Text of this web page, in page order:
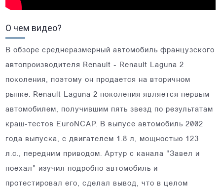
О чем видео?
В обзоре среднеразмерный автомобиль французского
автопроизводителя Renault - Renault Laguna 2
поколения, поэтому он продается на вторичном
рынке. Renault Laguna 2 поколения является первым
автомобилем, получившим пять звезд по результатам
краш-тестов EuroNCAP. В выпусе автомобиль 2002
года выпуска, с двигателем 1.8 л, мощностью 123
л.с., передним приводом. Артур с канала "Завел и
поехал" изучил подробно автомобиль и
протестировал его, сделал вывод, что в целом